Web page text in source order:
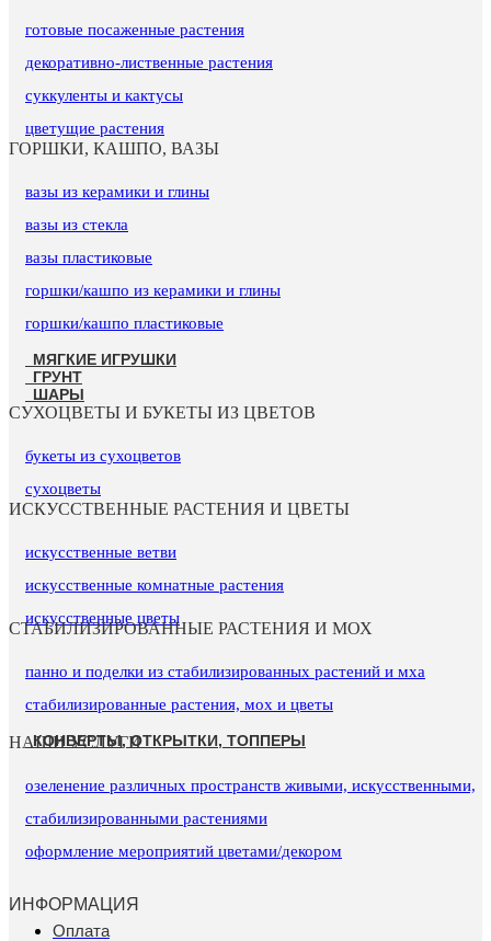
готовые посаженные растения
декоративно-лиственные растения
суккуленты и кактусы
цветущие растения
ГОРШКИ, КАШПО, ВАЗЫ
вазы из керамики и глины
вазы из стекла
вазы пластиковые
горшки/кашпо из керамики и глины
горшки/кашпо пластиковые
МЯГКИЕ ИГРУШКИ
ГРУНТ
ШАРЫ
СУХОЦВЕТЫ И БУКЕТЫ ИЗ ЦВЕТОВ
букеты из сухоцветов
сухоцветы
ИСКУССТВЕННЫЕ РАСТЕНИЯ И ЦВЕТЫ
искусственные ветви
искусственные комнатные растения
искусственные цветы
СТАБИЛИЗИРОВАННЫЕ РАСТЕНИЯ И МОХ
панно и поделки из стабилизированных растений и мха
стабилизированные растения, мох и цветы
КОНВЕРТЫ, ОТКРЫТКИ, ТОППЕРЫ
НАШИ УСЛУГИ
озеленение различных пространств живыми, искусственными,
стабилизированными растениями
оформление мероприятий цветами/декором
ИНФОРМАЦИЯ
Оплата